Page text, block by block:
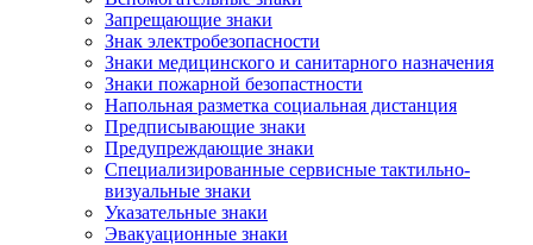
Запрещающие знаки
Знак электробезопасности
Знаки медицинского и санитарного назначения
Знаки пожарной безопастности
Напольная разметка социальная дистанция
Предписывающие знаки
Предупреждающие знаки
Специализированные сервисные тактильно-
визуальные знаки
Указательные знаки
Эвакуационные знаки